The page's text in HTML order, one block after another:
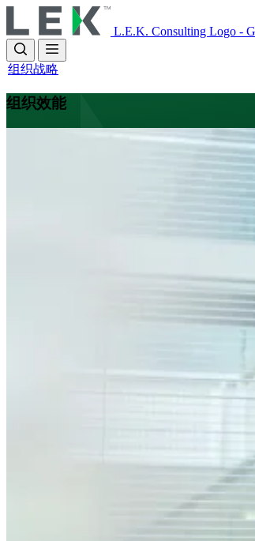
to
main
content
L.E.K. Consulting Logo -
组织战略
组织效能